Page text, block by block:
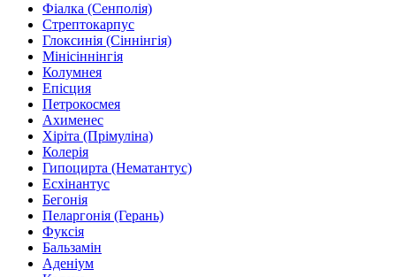
Фіалка (Сенполія)
Стрептокарпус
Глоксинія (Сіннінгія)
Мінісіннінгія
Колумнея
Епісция
Петрокосмея
Ахименес
Хіріта (Прімуліна)
Колерія
Гипоцирта (Нематантус)
Есхінантус
Бегонія
Пеларгонія (Герань)
Фуксія
Бальзамін
Аденіум